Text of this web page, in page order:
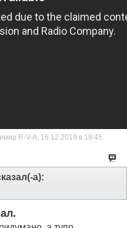
R-V-A; 16.12.2019 в 19:45.
а):